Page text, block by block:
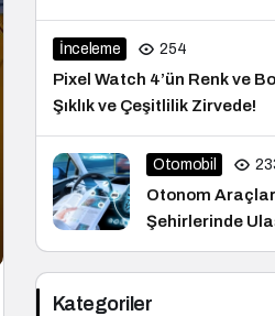
İnceleme 254
Pixel Watch 4’ün Renk ve
Şıklık ve Çeşitlilik Zirvede!
Otomobil
Otonom
Şehirlerinde
Kategoriler